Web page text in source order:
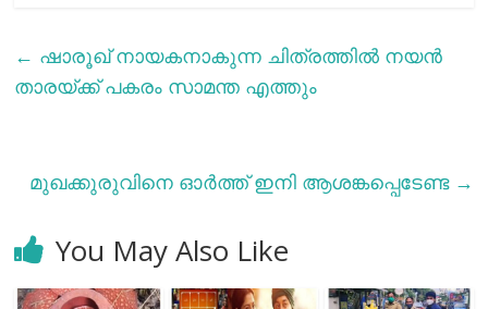
← ഷാരൂഖ് നായകനാകുന്ന ചിത്രത്തിൽ നയൻ
താരയ്ക്ക് പകരം സാമന്ത എത്തും
മുഖക്കുരുവിനെ ഓർത്ത് ഇനി ആശങ്കപ്പെടേണ്ട →
You May Also Like